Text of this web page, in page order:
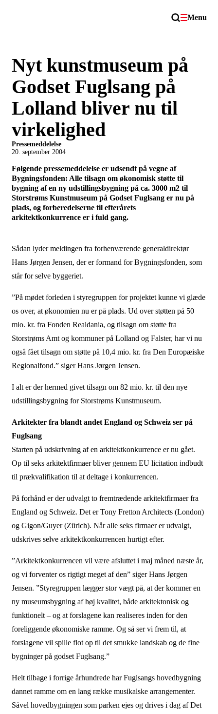
Menu
Nyt kunstmuseum på
Godset Fuglsang på
Lolland bliver nu til
virkelighed
Pressemeddelelse
20. september 2004
Følgende pressemeddelelse er udsendt på vegne af
Bygningsfonden: Alle tilsagn om økonomisk støtte til
bygning af en ny udstillingsbygning på ca. 3000 m2 til
Storstrøms Kunstmuseum på Godset Fuglsang er nu på
plads, og forberedelserne til efterårets
arkitektkonkurrence er i fuld gang.
Sådan lyder meldingen fra forhenværende generaldirektør
Hans Jørgen Jensen, der er formand for Bygningsfonden, som
står for selve byggeriet.
”På mødet forleden i styregruppen for projektet kunne vi glæde
os over, at økonomien nu er på plads. Ud over støtten på 50
mio. kr. fra Fonden Realdania, og tilsagn om støtte fra
Storstrøms Amt og kommuner på Lolland og Falster, har vi nu
også fået tilsagn om støtte på 10,4 mio. kr. fra Den Europæiske
Regionalfond.” siger Hans Jørgen Jensen.
I alt er der hermed givet tilsagn om 82 mio. kr. til den nye
udstillingsbygning for Storstrøms Kunstmuseum.
Arkitekter fra blandt andet England og Schweiz ser på
Fuglsang
Starten på udskrivning af en arkitektkonkurrence er nu gået.
Op til seks arkitektfirmaer bliver gennem EU licitation indbudt
til prækvalifikation til at deltage i konkurrencen.
På forhånd er der udvalgt to fremtrædende arkitektfirmaer fra
England og Schweiz. Det er Tony Fretton Architects (London)
og Gigon/Guyer (Zürich). Når alle seks firmaer er udvalgt,
udskrives selve arkitektkonkurrencen hurtigt efter.
”Arkitektkonkurrencen vil være afsluttet i maj måned næste år,
og vi forventer os rigtigt meget af den” siger Hans Jørgen
Jensen. ”Styregruppen lægger stor vægt på, at der kommer en
ny museumsbygning af høj kvalitet, både arkitektonisk og
funktionelt – og at forslagene kan realiseres inden for den
foreliggende økonomiske ramme. Og så ser vi frem til, at
forslagene vil spille flot op til det smukke landskab og de fine
bygninger på godset Fuglsang.”
Helt tilbage i forrige århundrede har Fuglsangs hovedbygning
dannet ramme om en lang række musikalske arrangementer.
Såvel hovedbygningen som parken ejes og drives i dag af Det